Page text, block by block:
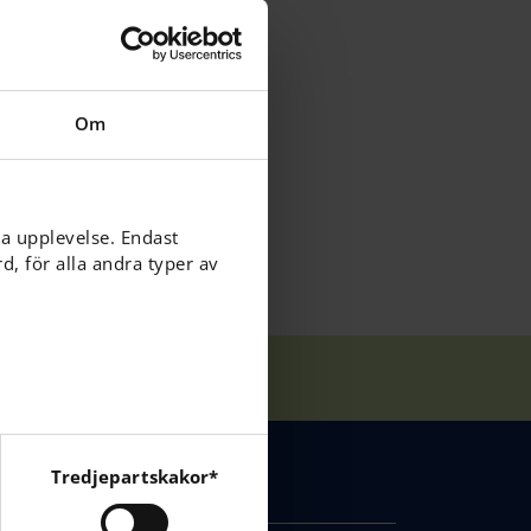
Om
upplevelse. Endast
för alla andra typer av
Instagram och
Tredjepartskakor*
kvällen. Vi
KONTAKT